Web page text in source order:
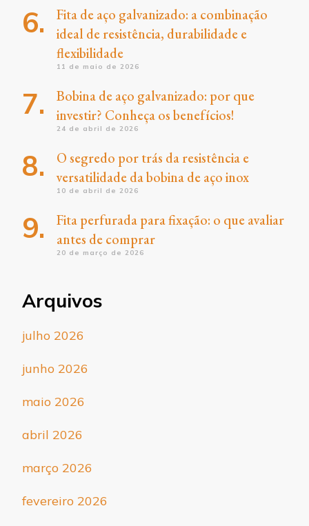
Fita de aço galvanizado: a combinação
ideal de resistência, durabilidade e
flexibilidade
11 de maio de 2026
Bobina de aço galvanizado: por que
investir? Conheça os benefícios!
24 de abril de 2026
O segredo por trás da resistência e
versatilidade da bobina de aço inox
10 de abril de 2026
Fita perfurada para fixação: o que avaliar
antes de comprar
20 de março de 2026
Arquivos
julho 2026
junho 2026
maio 2026
abril 2026
março 2026
fevereiro 2026